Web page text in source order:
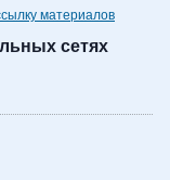
материалов
сетях